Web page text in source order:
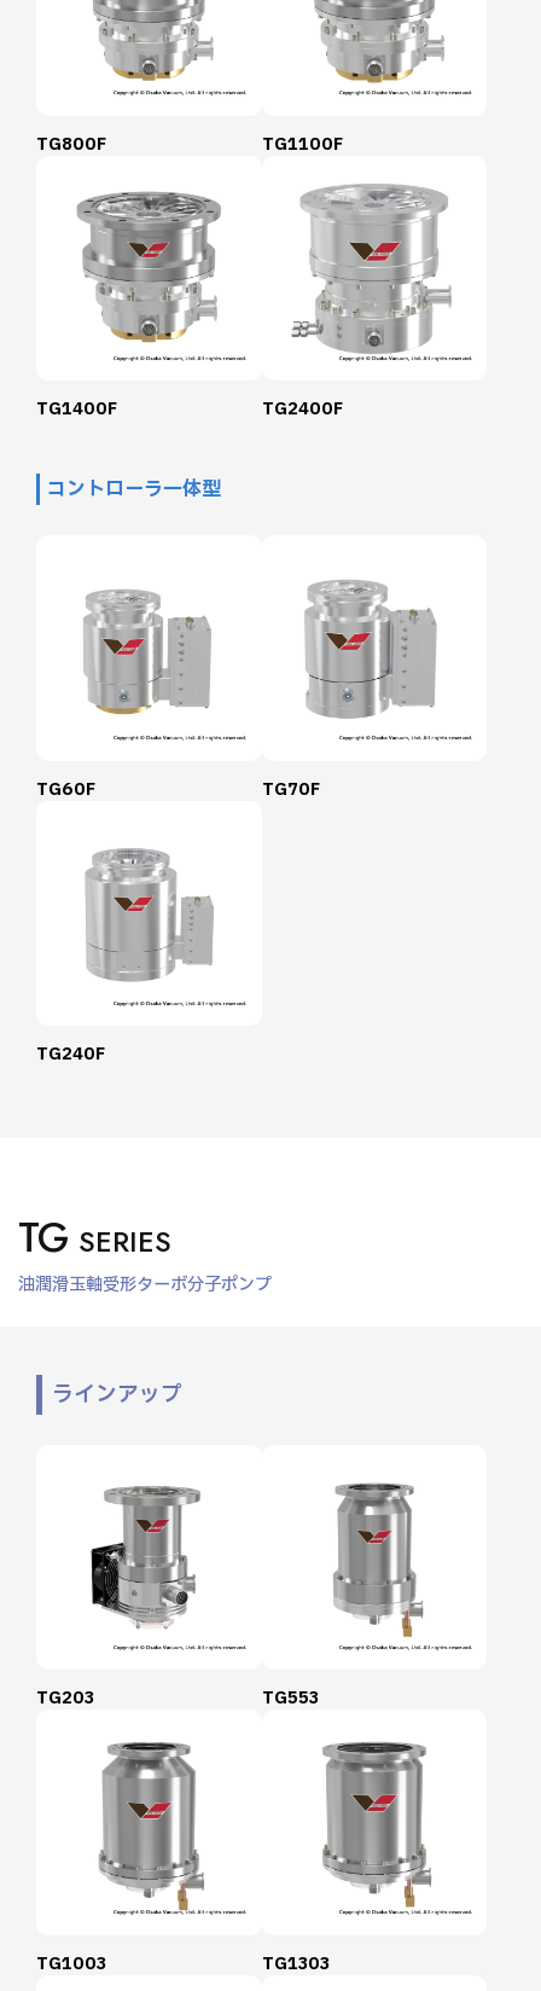
TG800F TG1100F
TG1400F TG2400F
コントローラ一体型
TG60F TG70F
TG240F
TG SERIES
油潤滑玉軸受形ターボ分子ポンプ
ラインアップ
TG203 TG553
TG1003 TG1303